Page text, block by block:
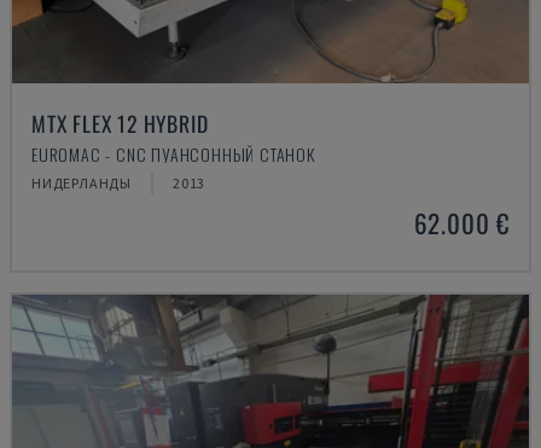
MTX FLEX 12 HYBRID
EUROMAC - CNC ПУАНСОННЫЙ СТАНОК
НИДЕРЛАНДЫ 2013
62.000 €